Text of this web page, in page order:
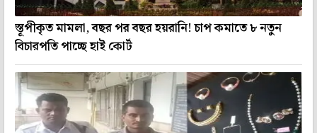
স্তূপীকৃত মামলা, বছর পর বছর হয়রানি! চাপ কমাতে ৮ নতুন
বিচারপতি পাচ্ছে হাই কোর্ট